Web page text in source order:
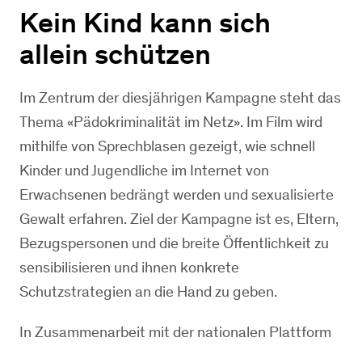
Kein Kind kann sich
allein schützen
Im Zentrum der diesjährigen Kampagne steht das
Thema «Pädokriminalität im Netz». Im Film wird
mithilfe von Sprechblasen gezeigt, wie schnell
Kinder und Jugendliche im Internet von
Erwachsenen bedrängt werden und sexualisierte
Gewalt erfahren. Ziel der Kampagne ist es, Eltern,
Bezugspersonen und die breite Öffentlichkeit zu
sensibilisieren und ihnen konkrete
Schutzstrategien an die Hand zu geben.
In Zusammenarbeit mit der nationalen Plattform